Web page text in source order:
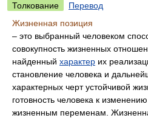
Толкование
Перевод
Жизненная позиция
– это выбранный человеком
совокупность жизненных
найденный характер их
становление человека и
характерных черт устойчивой
готовность человека к
жизненным переменам.